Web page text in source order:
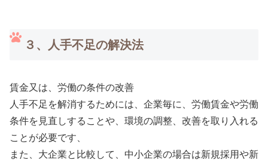
３、人手不足の解決法
賃金又は、労働の条件の改善
人手不足を解消するためには、企業毎に、労働賃金や労働
条件を見直しすることや、環境の調整、改善を取り入れる
ことが必要です、
また、大企業と比較して、中小企業の場合は新規採用や新